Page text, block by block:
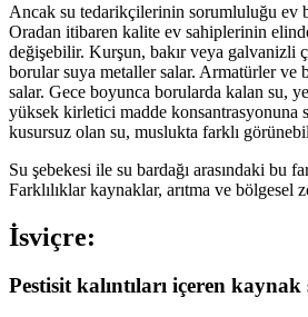
Ancak su tedarikçilerinin sorumluluğu ev
Oradan itibaren kalite ev sahiplerinin
değişebilir. Kurşun, bakır veya galvanizli
borular suya metaller salar. Armatürler ve
salar. Gece boyunca borularda kalan su,
yüksek kirletici madde konsantrasyonuna
kusursuz olan su, muslukta farklı
Su şebekesi ile su bardağı arasındaki bu
Farklılıklar kaynaklar, arıtma ve bölgesel
İsviçre:
Pestisit kalıntıları içeren kaynak